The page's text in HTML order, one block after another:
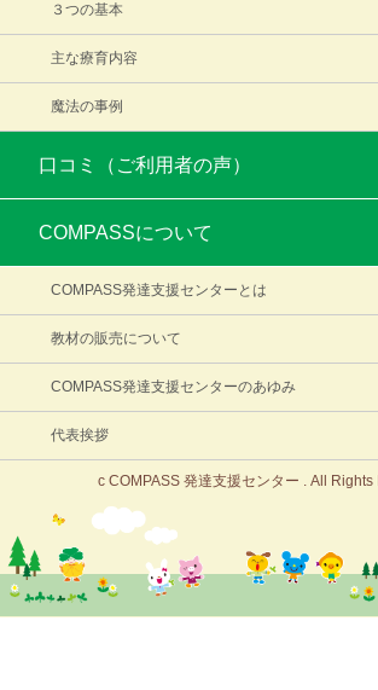
３つの基本
主な療育内容
魔法の事例
口コミ（ご利用者の声）
COMPASSについて
COMPASS発達支援センターとは
教材の販売について
COMPASS発達支援センターのあゆみ
代表挨拶
c COMPASS 発達支援センター . All Rights